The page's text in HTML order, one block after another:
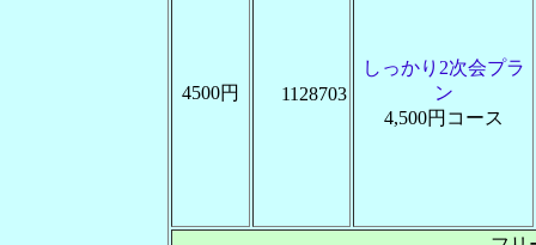
4500円 1128703
しっかり2次会プラ
ン
4,500円コース